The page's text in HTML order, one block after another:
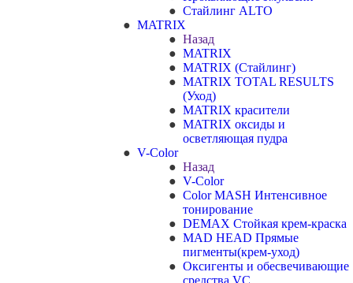
Стайлинг ALTO
MATRIX
Назад
MATRIX
MATRIX (Стайлинг)
MATRIX TOTAL RESULTS
(Уход)
MATRIX красители
MATRIX оксиды и
осветляющая пудра
V-Color
Назад
V-Color
Color MASH Интенсивное
тонирование
DEMAX Стойкая крем-краска
MAD HEAD Прямые
пигменты(крем-уход)
Оксигенты и обесвечивающие
средства VC